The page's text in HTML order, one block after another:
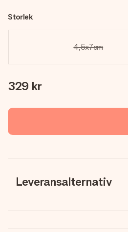
Storlek
4,5x7cm
329 kr
Leveransalternativ